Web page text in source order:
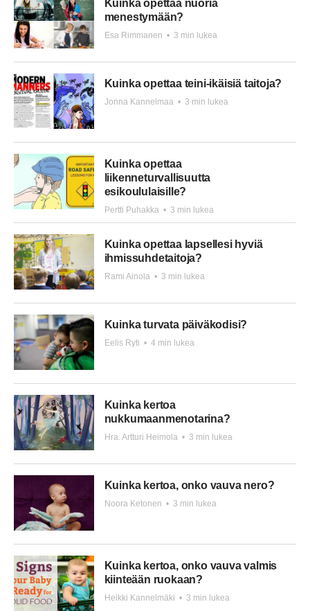
Kuinka opettaa nuoria
menestymään?
Esa Rimmanen • 3 min lukea
Kuinka opettaa teini-ikäisiä taitoja?
Jonna Kannelmaa • 3 min lukea
Kuinka opettaa
liikenneturvallisuutta
esikoululaisille?
Pertti Puhakka • 3 min lukea
Kuinka opettaa lapsellesi hyviä
ihmissuhdetaitoja?
Rami Ainola • 3 min lukea
Kuinka turvata päiväkodisi?
Eelis Ryti • 4 min lukea
Kuinka kertoa
nukkumaanmenotarina?
Hra. Artturi Heimola • 3 min lukea
Kuinka kertoa, onko vauva nero?
Noora Ketonen • 3 min lukea
Kuinka kertoa, onko vauva valmis
kiinteään ruokaan?
Heikki Kannelmäki • 3 min lukea